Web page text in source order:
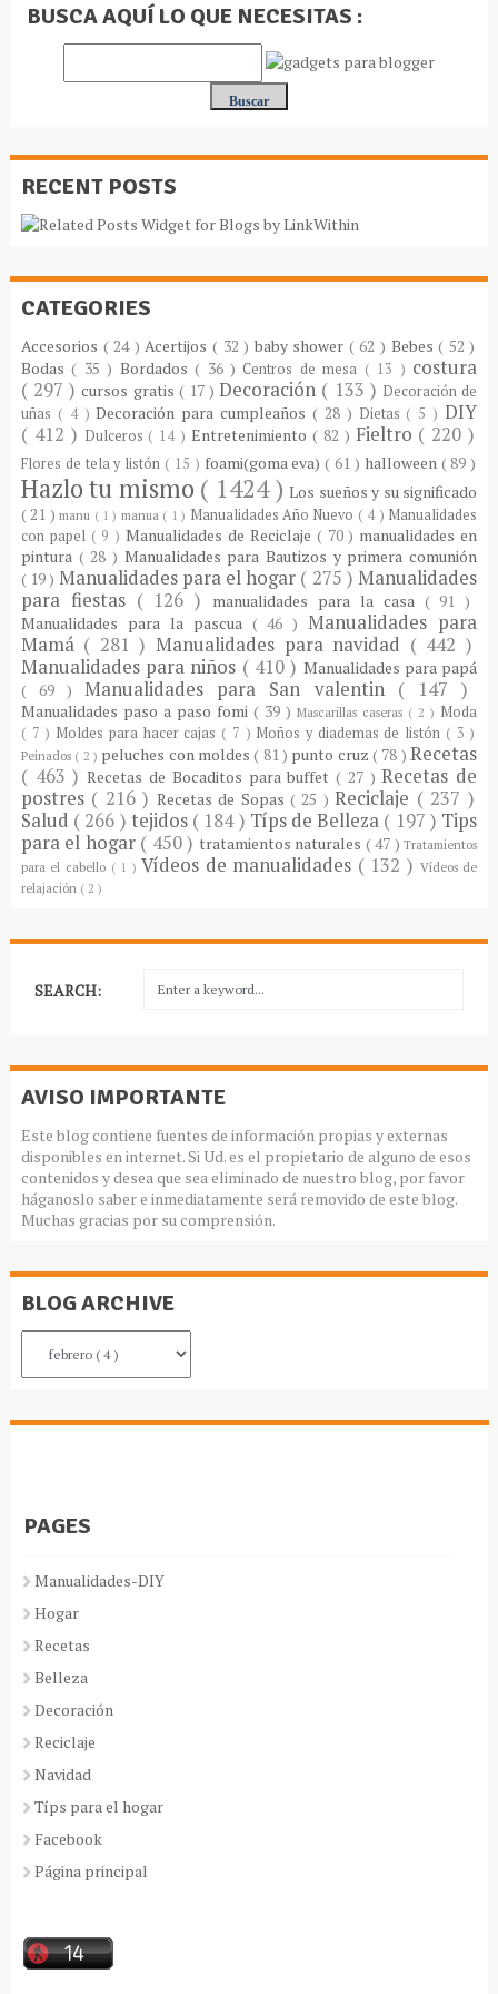
BUSCA AQUÍ LO QUE NECESITAS :
RECENT POSTS
CATEGORIES
Accesorios ( 24 )Acertijos ( 32 ) baby shower ( 62 ) Bebes( 52 )
Bodas( 35 ) Bordados( 36 ) Centros de mesa ( 13 ) costura
( 297 )cursos gratis ( 17 )Decoración ( 133 ) Decoración de
uñas ( 4 )Decoración para cumpleaños( 28 ) Dietas ( 5 )DIY
( 412 ) Dulceros ( 14 )Entretenimiento ( 82 ) Fieltro ( 220 )
Flores de tela y listón ( 15 ) foami(goma eva)( 61 ) halloween ( 89 )
Hazlo tu mismo ( 1424 )Los sueños y su significado
( 21 )manu ( 1 ) manua ( 1 ) Manualidades Año Nuevo ( 4 ) Manualidades
con papel ( 9 )Manualidades de Reciclaje ( 70 ) manualidades en
pintura ( 28 ) Manualidades para Bautizos y primera comunión
( 19 ) Manualidades para el hogar ( 275 )Manualidades
para fiestas ( 126 ) manualidades para la casa ( 91 )
Manualidades para la pascua ( 46 )Manualidades para
Mamá ( 281 ) Manualidades para navidad ( 442 )
Manualidades para niños ( 410 ) Manualidades para papá
( 69 )Manualidades para San valentin ( 147 )
Manualidades paso a paso fomi ( 39 )Mascarillas caseras ( 2 ) Moda
( 7 ) Moldes para hacer cajas ( 7 ) Moños y diademas de listón ( 3 )
Peinados ( 2 ) peluches con moldes( 81 ) punto cruz( 78 )Recetas
( 463 )Recetas de Bocaditos para buffet( 27 )Recetas de
postres ( 216 ) Recetas de Sopas( 25 )Reciclaje ( 237 )
Salud ( 266 ) tejidos ( 184 ) Típs de Belleza ( 197 ) Tips
para el hogar ( 450 ) tratamientos naturales ( 47 )Tratamientos
para el cabello ( 1 ) Vídeos de manualidades ( 132 ) Vídeos de
relajación ( 2 )
SEARCH:
AVISO IMPORTANTE
Este blog contiene fuentes de información propias y externas
disponibles en internet. Si Ud. es el propietario de alguno de esos
contenidos y desea que sea eliminado de nuestro blog, por favor
háganoslo saber e inmediatamente será removido de este blog.
Muchas gracias por su comprensión.
BLOG ARCHIVE
PAGES
Manualidades-DIY
Hogar
Recetas
Belleza
Decoración
Reciclaje
Navidad
Típs para el hogar
Facebook
Página principal